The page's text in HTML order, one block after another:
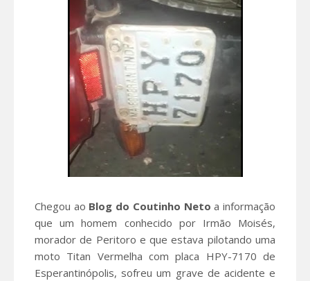
Chegou ao Blog do Coutinho Neto a informação
que um homem conhecido por Irmão Moisés,
morador de Peritoro e que estava pilotando uma
moto Titan Vermelha com placa HPY-7170 de
Esperantinópolis, sofreu um grave de acidente e